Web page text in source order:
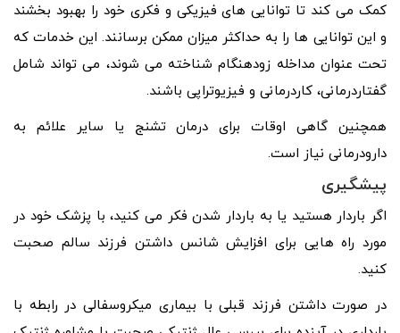
کمک می کند تا توانایی های فیزیکی و فکری خود را بهبود بخشند
و این توانایی ها را به حداکثر میزان ممکن برسانند. این خدمات که
تحت عنوان مداخله زودهنگام شناخته می شوند، می تواند شامل
گفتاردرمانی، کاردرمانی و فیزیوتراپی باشند.
همچنین گاهی اوقات برای درمان تشنج یا سایر علائم به
دارودرمانی نیاز است.
پیشگیری
اگر باردار هستید یا به باردار شدن فکر می کنید، با پزشک خود در
مورد راه هایی برای افزایش شانس داشتن فرزند سالم صحبت
کنید.
در صورت داشتن فرزند قبلی با بیماری میکروسفالی در رابطه با